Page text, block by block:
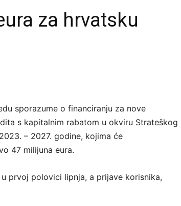
za hrvatsku
sporazume o financiranju za nove
s kapitalnim rabatom u okviru Strateškog
– 2027. godine, kojima će
47 milijuna eura.
prvoj polovici lipnja, a prijave korisnika,